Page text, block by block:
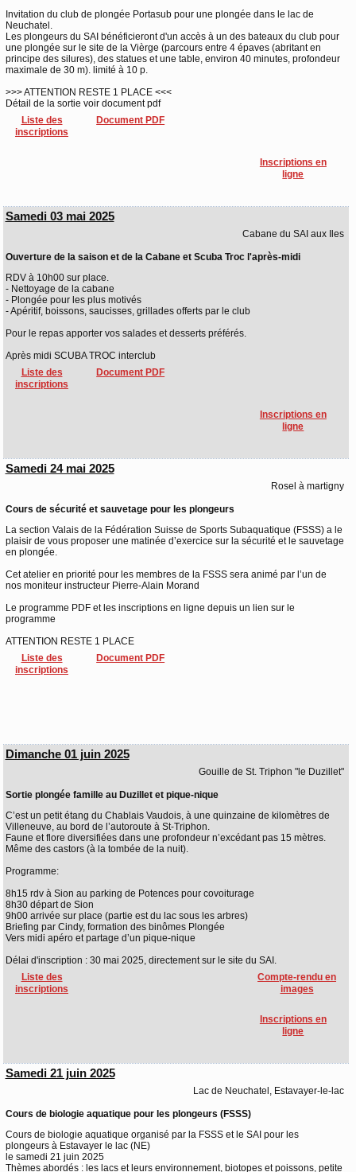
Invitation du club de plongée Portasub pour une plongée dans le lac de
Neuchatel.
Les plongeurs du SAI bénéficieront d'un accès à un des bateaux du club pour
une plongée sur le site de la Vièrge (parcours entre 4 épaves (abritant en
principe des silures), des statues et une table, environ 40 minutes, profondeur
maximale de 30 m). limité à 10 p.
>>> ATTENTION RESTE 1 PLACE <<<
Détail de la sortie voir document pdf
Liste des
inscriptions
Document PDF
Inscriptions en
ligne
Samedi 03 mai 2025
Cabane du SAI aux Iles
Ouverture de la saison et de la Cabane et Scuba Troc l'après-midi
RDV à 10h00 sur place.
- Nettoyage de la cabane
- Plongée pour les plus motivés
- Apéritif, boissons, saucisses, grillades offerts par le club
Pour le repas apporter vos salades et desserts préférés.
Après midi SCUBA TROC interclub
Liste des
inscriptions
Document PDF
Inscriptions en
ligne
Samedi 24 mai 2025
Rosel à martigny
Cours de sécurité et sauvetage pour les plongeurs
La section Valais de la Fédération Suisse de Sports Subaquatique (FSSS) a le
plaisir de vous proposer une matinée d’exercice sur la sécurité et le sauvetage
en plongée.
Cet atelier en priorité pour les membres de la FSSS sera animé par l’un de
nos moniteur instructeur Pierre-Alain Morand
Le programme PDF et les inscriptions en ligne depuis un lien sur le
programme
ATTENTION RESTE 1 PLACE
Liste des
inscriptions
Document PDF
Dimanche 01 juin 2025
Gouille de St. Triphon "le Duzillet"
Sortie plongée famille au Duzillet et pique-nique
C’est un petit étang du Chablais Vaudois, à une quinzaine de kilomètres de
Villeneuve, au bord de l’autoroute à St-Triphon.
Faune et flore diversifiées dans une profondeur n’excédant pas 15 mètres.
Même des castors (à la tombée de la nuit).
Programme:
8h15 rdv à Sion au parking de Potences pour covoiturage
8h30 départ de Sion
9h00 arrivée sur place (partie est du lac sous les arbres)
Briefing par Cindy, formation des binômes Plongée
Vers midi apéro et partage d’un pique-nique
Délai d'inscription : 30 mai 2025, directement sur le site du SAI.
Liste des
inscriptions
Compte-rendu en
images
Inscriptions en
ligne
Samedi 21 juin 2025
Lac de Neuchatel, Estavayer-le-lac
Cours de biologie aquatique pour les plongeurs (FSSS)
Cours de biologie aquatique organisé par la FSSS et le SAI pour les
plongeurs à Estavayer le lac (NE)
le samedi 21 juin 2025
Thèmes abordés : les lacs et leurs environnement, biotopes et poissons, petite